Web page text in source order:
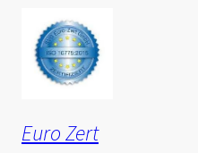
Euro Zert